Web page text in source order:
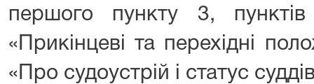
першого пункту 3,
«Прикінцеві та перехідні
«Про судоустрій і статус